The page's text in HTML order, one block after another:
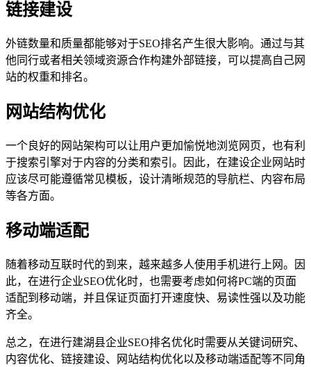
链接建设
外链数量和质量都能够对于SEO排名产生很大影响。通过与其
他同行或者相关领域资源合作构建外部链接，可以提高自己网
站的权重和排名。
网站结构优化
一个良好的网站架构可以让用户更加愉悦地浏览网页，也有利
于搜索引擎对于内容的分类和索引。因此，在建设企业网站时
应该尽可能遵循常见模板，设计清晰规范的导航栏、内容布局
等各方面。
移动端适配
随着移动互联时代的到来，越来越多人使用手机进行上网。因
此，在进行企业SEO优化时，也需要考虑如何将PC端的页面
适配到移动端，并且保证页面打开速度快、易读性强以及功能
齐全。
总之，在进行建湖县企业SEO排名优化时需要从关键词研究、
内容优化、链接建设、网站结构优化以及移动端适配等不同角